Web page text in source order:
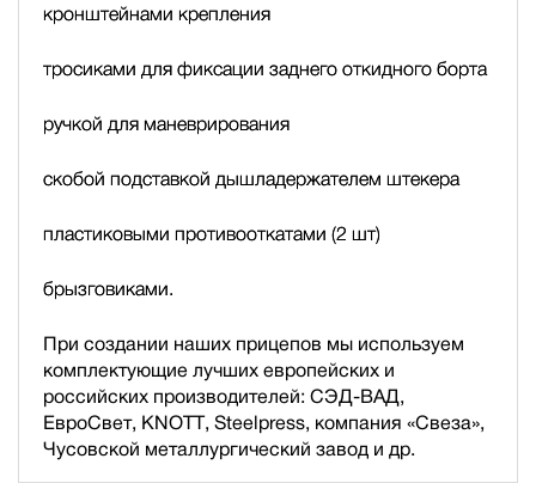
кронштейнами крепления
тросиками для фиксации заднего откидного борта
ручкой для маневрирования
скобой подставкой дышладержателем штекера
пластиковыми противооткатами (2 шт)
брызговиками.
При создании наших прицепов мы используем
комплектующие лучших европейских и
российских производителей: СЭД-ВАД,
ЕвроСвет, KNOTT, Steelpress, компания «Свеза»,
Чусовской металлургический завод и др.